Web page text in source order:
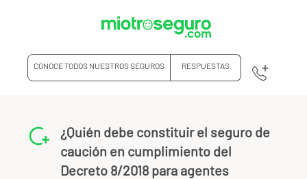
CONOCE TODOS NUESTROS SEGUROS RESPUESTAS
¿Quién debe constituir el seguro de
caución en cumplimiento del
Decreto 8/2018 para agentes